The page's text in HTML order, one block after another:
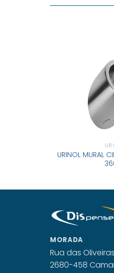
URINOL MURAL
MORADA
Rua das
2680-458